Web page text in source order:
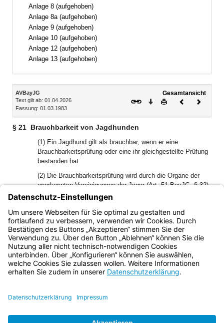
Anlage 8 (aufgehoben)
Anlage 8a (aufgehoben)
Anlage 9 (aufgehoben)
Anlage 10 (aufgehoben)
Anlage 12 (aufgehoben)
Anlage 13 (aufgehoben)
Inhalt
AVBayJG
Text gilt ab: 01.04.2026
Fassung: 01.03.1983
Gesamtansicht
Download
DruckenVorheriges
§ 21 Brauchbarkeit von Jagdhunden
(1) Ein Jagdhund gilt als brauchbar, wenn er eine
Brauchbarkeitsprüfung oder eine ihr gleichgestellte Prüfung
bestanden hat.
(2) Die Brauchbarkeitsprüfung wird durch die Organe der
anerkannten Vereinigungen der Jäger (Art. 51 BayJG, § 32)
nach einer von der obersten Jagdbehörde anerkannten
Prüfungsordnung durchgeführt, in der auch Bestimmungen
über die der Brauchbarkeitsprüfung gleichgestellten
Prüfungen getroffen werden können.
Bayern.de
BayernPortal
Impressum